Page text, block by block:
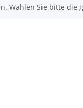
Wählen Sie bitte die